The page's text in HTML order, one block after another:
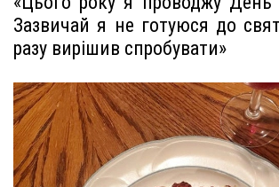
Зазвичай я не готуюся до
разу вирішив спробувати»